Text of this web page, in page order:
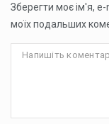
Зберегти моє ім'я,
моїх подальших